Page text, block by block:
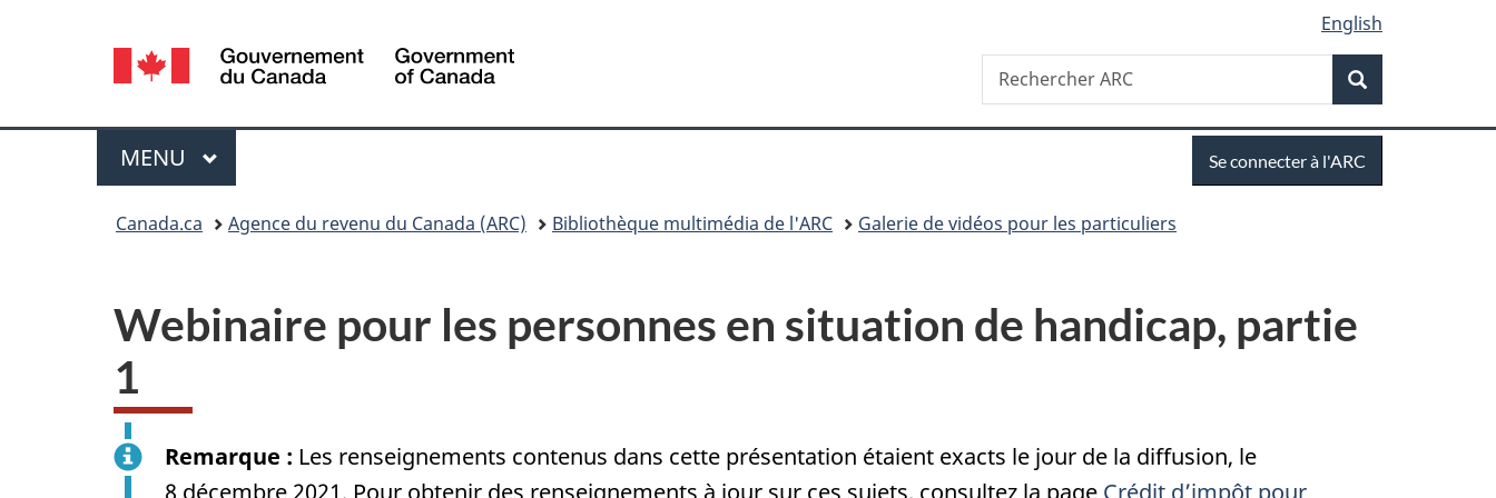
sujet
HTML
Sélection
de
la
langue
English
Canada
Recherche
Rechercher
ARC
Menu
MENU PRINCIPAL
connecter
Se connecter à l'ARC
Canada.ca Agence du revenu du Canada (ARC) Bibliothèque multimédia de l'ARC Galerie de vidéos pour les particuliers
Webinaire pour les personnes en situation de handicap, partie
1
Remarque : Les renseignements contenus dans cette présentation étaient exacts le jour de la diffusion, le